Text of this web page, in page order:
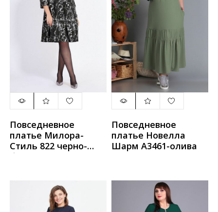
Повседневное
платье Милора-
Стиль 822 черно-
белый
Повседневное
платье Новелла
Шарм А3461-олива